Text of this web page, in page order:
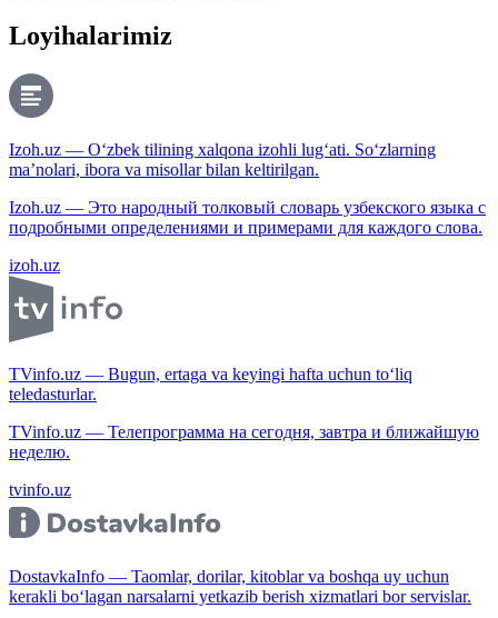
Loyihalarimiz
Izoh.uz — O‘zbek tilining xalqona izohli lug‘ati. So‘zlarning
ma’nolari, ibora va misollar bilan keltirilgan.
Izoh.uz — Это народный толковый словарь узбекского языка с
подробными определениями и примерами для каждого слова.
izoh.uz
TVinfo.uz — Bugun, ertaga va keyingi hafta uchun to‘liq
teledasturlar.
TVinfo.uz — Телепрограмма на сегодня, завтра и ближайшую
неделю.
tvinfo.uz
DostavkaInfo — Taomlar, dorilar, kitoblar va boshqa uy uchun
kerakli bo‘lagan narsalarni yetkazib berish xizmatlari bor servislar.